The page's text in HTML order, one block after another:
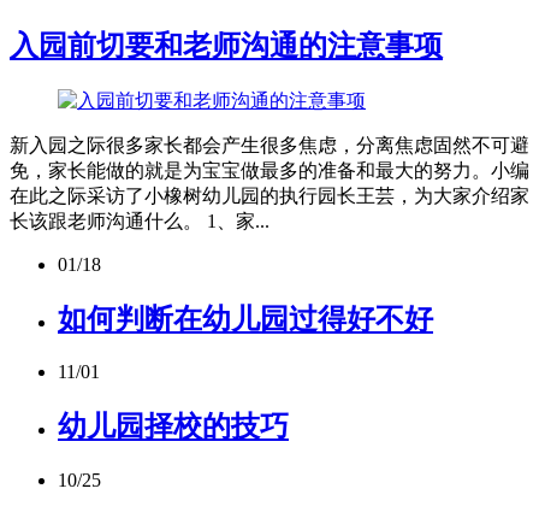
入园前切要和老师沟通的注意事项
新入园之际很多家长都会产生很多焦虑，分离焦虑固然不可避
免，家长能做的就是为宝宝做最多的准备和最大的努力。小编
在此之际采访了小橡树幼儿园的执行园长王芸，为大家介绍家
长该跟老师沟通什么。 1、家...
01/18
如何判断在幼儿园过得好不好
11/01
幼儿园择校的技巧
10/25